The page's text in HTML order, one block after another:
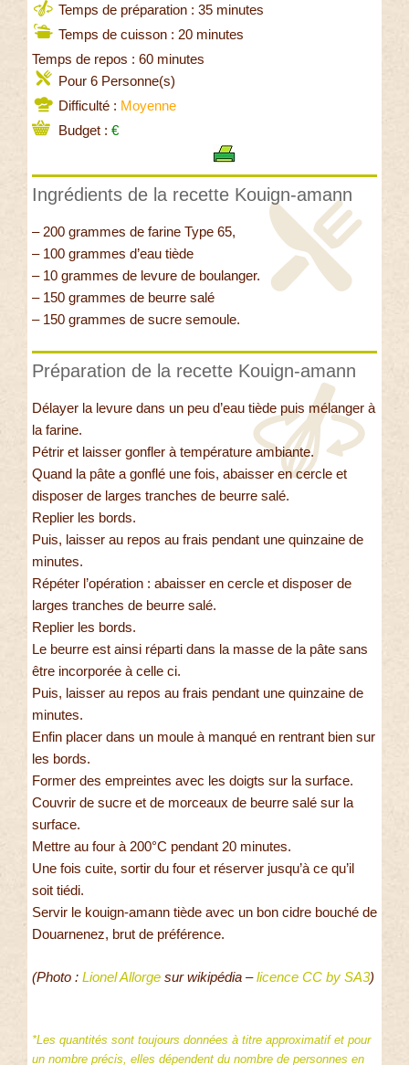
Temps de préparation : 35 minutes
Temps de cuisson : 20 minutes
Temps de repos : 60 minutes
Pour 6 Personne(s)
Difficulté : Moyenne
Budget : €
Ingrédients de la recette Kouign-amann
– 200 grammes de farine Type 65,
– 100 grammes d’eau tiède
– 10 grammes de levure de boulanger.
– 150 grammes de beurre salé
– 150 grammes de sucre semoule.
Préparation de la recette Kouign-amann
Délayer la levure dans un peu d’eau tiède puis mélanger à
la farine.
Pétrir et laisser gonfler à température ambiante.
Quand la pâte a gonflé une fois, abaisser en cercle et
disposer de larges tranches de beurre salé.
Replier les bords.
Puis, laisser au repos au frais pendant une quinzaine de
minutes.
Répéter l’opération : abaisser en cercle et disposer de
larges tranches de beurre salé.
Replier les bords.
Le beurre est ainsi réparti dans la masse de la pâte sans
être incorporée à celle ci.
Puis, laisser au repos au frais pendant une quinzaine de
minutes.
Enfin placer dans un moule à manqué en rentrant bien sur
les bords.
Former des empreintes avec les doigts sur la surface.
Couvrir de sucre et de morceaux de beurre salé sur la
surface.
Mettre au four à 200°C pendant 20 minutes.
Une fois cuite, sortir du four et réserver jusqu’à ce qu’il
soit tiédi.
Servir le kouign-amann tiède avec un bon cidre bouché de
Douarnenez, brut de préférence.
(Photo : Lionel Allorge sur wikipédia –licence CC by SA3)
*Les quantités sont toujours données à titre approximatif et pour
un nombre précis, elles dépendent du nombre de personnes en